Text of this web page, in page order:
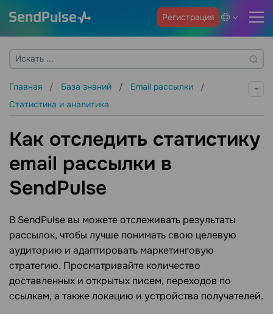
Регистрация
Главная База знаний
Email рассылки
Статистика и аналитика
Как отследить статистику
email рассылки в
SendPulse
В SendPulse вы можете отслеживать результаты
рассылок, чтобы лучше понимать свою целевую
аудиторию и адаптировать маркетинговую
стратегию. Просматривайте количество
доставленных и открытых писем, переходов по
ссылкам, а также локацию и устройства получателей.